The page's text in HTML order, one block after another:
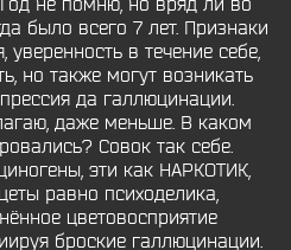
не помню, но вряд ли во
было всего 7 лет. Признаки
в течение себе,
но также могут возникать
да галлюцинации.
даже меньше. В каком
Совок так себе.
эти как НАРКОТИК,
равно психоделика,
цветовосприятие
броские галлюцинации.